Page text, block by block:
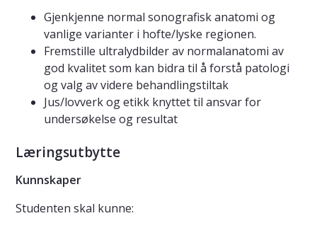
Gjenkjenne normal sonografisk anatomi og
vanlige varianter i hofte/lyske regionen.
Fremstille ultralydbilder av normalanatomi av
god kvalitet som kan bidra til å forstå patologi
og valg av videre behandlingstiltak
Jus/lovverk og etikk knyttet til ansvar for
undersøkelse og resultat
Læringsutbytte
Kunnskaper
Studenten skal kunne: